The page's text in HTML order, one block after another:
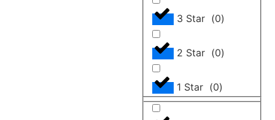
3 Star (0)
2 Star (0)
1 Star (0)